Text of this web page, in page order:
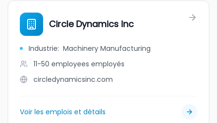
Circle Dynamics Inc
Industrie: Machinery Manufacturing
11-50 employees employés
circledynamicsinc.com
Voir les emplois et détails